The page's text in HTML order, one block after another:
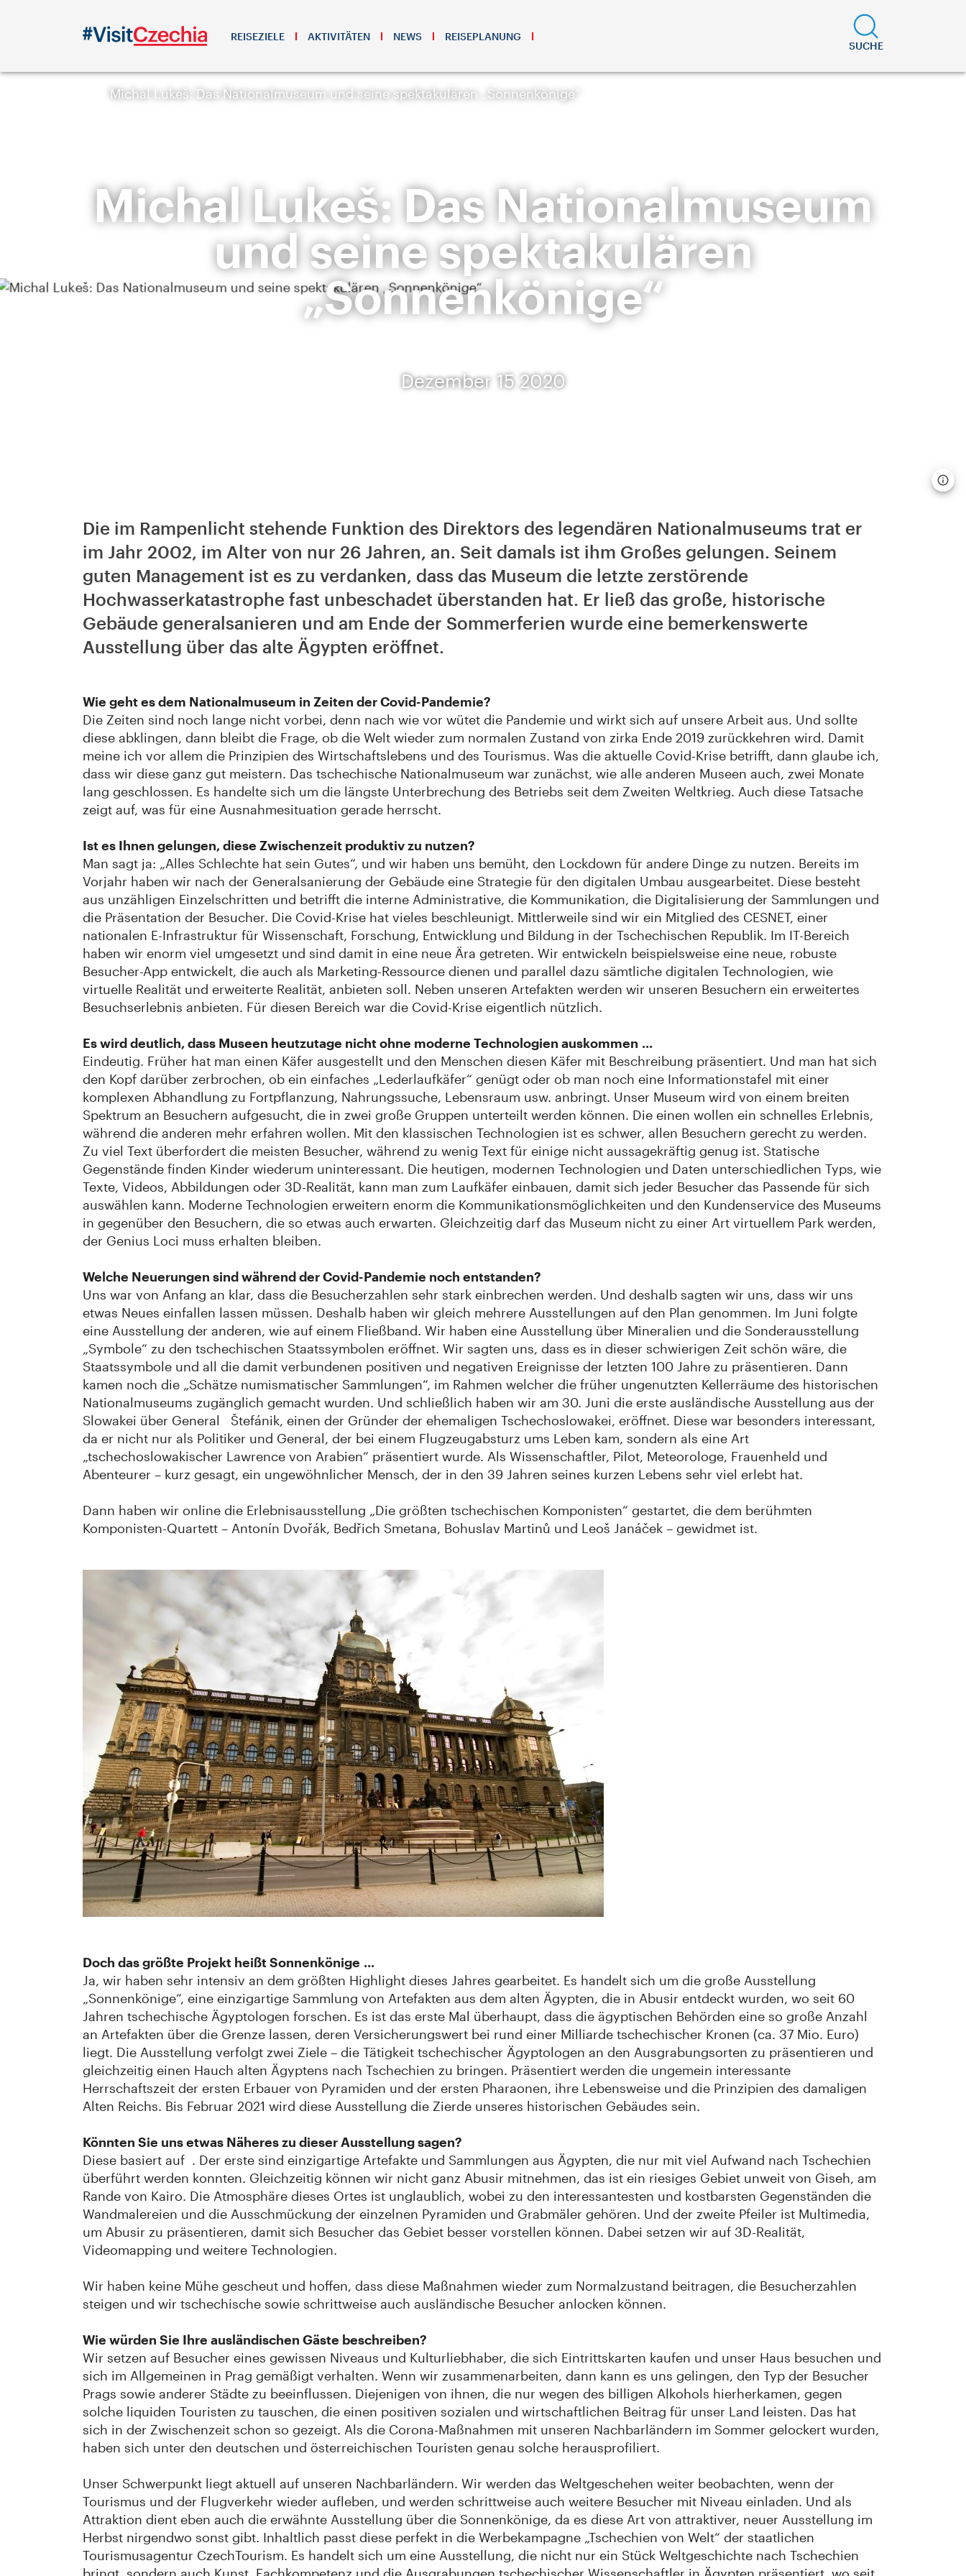
REISEZIELE AKTIVITÄTEN NEWS REISEPLANUNG
SUCHE
Michal Lukeš: Das Nationalmuseum und seine spektakulären „Sonnenkönige“
Michal Lukeš: Das Nationalmuseum
und seine spektakulären
„Sonnenkönige“
Dezember 15 2020
Die im Rampenlicht stehende Funktion des Direktors des legendären Nationalmuseums trat er
im Jahr 2002, im Alter von nur 26 Jahren, an. Seit damals ist ihm Großes gelungen. Seinem
guten Management ist es zu verdanken, dass das Museum die letzte zerstörende
Hochwasserkatastrophe fast unbeschadet überstanden hat. Er ließ das große, historische
Gebäude generalsanieren und am Ende der Sommerferien wurde eine bemerkenswerte
Ausstellung über das alte Ägypten eröffnet.
Wie geht es dem Nationalmuseum in Zeiten der Covid-Pandemie?
Die Zeiten sind noch lange nicht vorbei, denn nach wie vor wütet die Pandemie und wirkt sich auf unsere Arbeit aus. Und sollte
diese abklingen, dann bleibt die Frage, ob die Welt wieder zum normalen Zustand von zirka Ende 2019 zurückkehren wird. Damit
meine ich vor allem die Prinzipien des Wirtschaftslebens und des Tourismus. Was die aktuelle Covid-Krise betrifft, dann glaube ich,
dass wir diese ganz gut meistern. Das tschechische Nationalmuseum war zunächst, wie alle anderen Museen auch, zwei Monate
lang geschlossen. Es handelte sich um die längste Unterbrechung des Betriebs seit dem Zweiten Weltkrieg. Auch diese Tatsache
zeigt auf, was für eine Ausnahmesituation gerade herrscht.
Ist es Ihnen gelungen, diese Zwischenzeit produktiv zu nutzen?
Man sagt ja: „Alles Schlechte hat sein Gutes“, und wir haben uns bemüht, den Lockdown für andere Dinge zu nutzen. Bereits im
Vorjahr haben wir nach der Generalsanierung der Gebäude eine Strategie für den digitalen Umbau ausgearbeitet. Diese besteht
aus unzähligen Einzelschritten und betrifft die interne Administrative, die Kommunikation, die Digitalisierung der Sammlungen und
die Präsentation der Besucher. Die Covid-Krise hat vieles beschleunigt. Mittlerweile sind wir ein Mitglied des CESNET, einer
nationalen E-Infrastruktur für Wissenschaft, Forschung, Entwicklung und Bildung in der Tschechischen Republik. Im IT-Bereich
haben wir enorm viel umgesetzt und sind damit in eine neue Ära getreten. Wir entwickeln beispielsweise eine neue, robuste
Besucher-App entwickelt, die auch als Marketing-Ressource dienen und parallel dazu sämtliche digitalen Technologien, wie
virtuelle Realität und erweiterte Realität, anbieten soll. Neben unseren Artefakten werden wir unseren Besuchern ein erweitertes
Besuchserlebnis anbieten. Für diesen Bereich war die Covid-Krise eigentlich nützlich.
Es wird deutlich, dass Museen heutzutage nicht ohne moderne Technologien auskommen ...
Eindeutig. Früher hat man einen Käfer ausgestellt und den Menschen diesen Käfer mit Beschreibung präsentiert. Und man hat sich
den Kopf darüber zerbrochen, ob ein einfaches „Lederlaufkäfer“ genügt oder ob man noch eine Informationstafel mit einer
komplexen Abhandlung zu Fortpflanzung, Nahrungssuche, Lebensraum usw. anbringt. Unser Museum wird von einem breiten
Spektrum an Besuchern aufgesucht, die in zwei große Gruppen unterteilt werden können. Die einen wollen ein schnelles Erlebnis,
während die anderen mehr erfahren wollen. Mit den klassischen Technologien ist es schwer, allen Besuchern gerecht zu werden.
Zu viel Text überfordert die meisten Besucher, während zu wenig Text für einige nicht aussagekräftig genug ist. Statische
Gegenstände finden Kinder wiederum uninteressant. Die heutigen, modernen Technologien und Daten unterschiedlichen Typs, wie
Texte, Videos, Abbildungen oder 3D-Realität, kann man zum Laufkäfer einbauen, damit sich jeder Besucher das Passende für sich
auswählen kann. Moderne Technologien erweitern enorm die Kommunikationsmöglichkeiten und den Kundenservice des Museums
in gegenüber den Besuchern, die so etwas auch erwarten. Gleichzeitig darf das Museum nicht zu einer Art virtuellem Park werden,
der Genius Loci muss erhalten bleiben.
Welche Neuerungen sind während der Covid-Pandemie noch entstanden?
Uns war von Anfang an klar, dass die Besucherzahlen sehr stark einbrechen werden. Und deshalb sagten wir uns, dass wir uns
etwas Neues einfallen lassen müssen. Deshalb haben wir gleich mehrere Ausstellungen auf den Plan genommen. Im Juni folgte
eine Ausstellung der anderen, wie auf einem Fließband. Wir haben eine Ausstellung über Mineralien und die Sonderausstellung
„Symbole“ zu den tschechischen Staatssymbolen eröffnet. Wir sagten uns, dass es in dieser schwierigen Zeit schön wäre, die
Staatssymbole und all die damit verbundenen positiven und negativen Ereignisse der letzten 100 Jahre zu präsentieren. Dann
kamen noch die „Schätze numismatischer Sammlungen“, im Rahmen welcher die früher ungenutzten Kellerräume des historischen
Nationalmuseums zugänglich gemacht wurden. Und schließlich haben wir am 30. Juni die erste ausländische Ausstellung aus der
Slowakei über General Štefánik, einen der Gründer der ehemaligen Tschechoslowakei, eröffnet. Diese war besonders interessant,
da er nicht nur als Politiker und General, der bei einem Flugzeugabsturz ums Leben kam, sondern als eine Art
„tschechoslowakischer Lawrence von Arabien“ präsentiert wurde. Als Wissenschaftler, Pilot, Meteorologe, Frauenheld und
Abenteurer – kurz gesagt, ein ungewöhnlicher Mensch, der in den 39 Jahren seines kurzen Lebens sehr viel erlebt hat.
Dann haben wir online die Erlebnisausstellung „Die größten tschechischen Komponisten“ gestartet, die dem berühmten
Komponisten-Quartett – Antonín Dvořák, Bedřich Smetana, Bohuslav Martinů und Leoš Janáček – gewidmet ist.
Doch das größte Projekt heißt Sonnenkönige ...
Ja, wir haben sehr intensiv an dem größten Highlight dieses Jahres gearbeitet. Es handelt sich um die große Ausstellung
„Sonnenkönige“, eine einzigartige Sammlung von Artefakten aus dem alten Ägypten, die in Abusir entdeckt wurden, wo seit 60
Jahren tschechische Ägyptologen forschen. Es ist das erste Mal überhaupt, dass die ägyptischen Behörden eine so große Anzahl
an Artefakten über die Grenze lassen, deren Versicherungswert bei rund einer Milliarde tschechischer Kronen (ca. 37 Mio. Euro)
liegt. Die Ausstellung verfolgt zwei Ziele – die Tätigkeit tschechischer Ägyptologen an den Ausgrabungsorten zu präsentieren und
gleichzeitig einen Hauch alten Ägyptens nach Tschechien zu bringen. Präsentiert werden die ungemein interessante
Herrschaftszeit der ersten Erbauer von Pyramiden und der ersten Pharaonen, ihre Lebensweise und die Prinzipien des damaligen
Alten Reichs. Bis Februar 2021 wird diese Ausstellung die Zierde unseres historischen Gebäudes sein.
Könnten Sie uns etwas Näheres zu dieser Ausstellung sagen?
Diese basiert auf . Der erste sind einzigartige Artefakte und Sammlungen aus Ägypten, die nur mit viel Aufwand nach Tschechien
überführt werden konnten. Gleichzeitig können wir nicht ganz Abusir mitnehmen, das ist ein riesiges Gebiet unweit von Giseh, am
Rande von Kairo. Die Atmosphäre dieses Ortes ist unglaublich, wobei zu den interessantesten und kostbarsten Gegenständen die
Wandmalereien und die Ausschmückung der einzelnen Pyramiden und Grabmäler gehören. Und der zweite Pfeiler ist Multimedia,
um Abusir zu präsentieren, damit sich Besucher das Gebiet besser vorstellen können. Dabei setzen wir auf 3D-Realität,
Videomapping und weitere Technologien.
Wir haben keine Mühe gescheut und hoffen, dass diese Maßnahmen wieder zum Normalzustand beitragen, die Besucherzahlen
steigen und wir tschechische sowie schrittweise auch ausländische Besucher anlocken können.
Wie würden Sie Ihre ausländischen Gäste beschreiben?
Wir setzen auf Besucher eines gewissen Niveaus und Kulturliebhaber, die sich Eintrittskarten kaufen und unser Haus besuchen und
sich im Allgemeinen in Prag gemäßigt verhalten. Wenn wir zusammenarbeiten, dann kann es uns gelingen, den Typ der Besucher
Prags sowie anderer Städte zu beeinflussen. Diejenigen von ihnen, die nur wegen des billigen Alkohols hierherkamen, gegen
solche liquiden Touristen zu tauschen, die einen positiven sozialen und wirtschaftlichen Beitrag für unser Land leisten. Das hat
sich in der Zwischenzeit schon so gezeigt. Als die Corona-Maßnahmen mit unseren Nachbarländern im Sommer gelockert wurden,
haben sich unter den deutschen und österreichischen Touristen genau solche herausprofiliert.
Unser Schwerpunkt liegt aktuell auf unseren Nachbarländern. Wir werden das Weltgeschehen weiter beobachten, wenn der
Tourismus und der Flugverkehr wieder aufleben, und werden schrittweise auch weitere Besucher mit Niveau einladen. Und als
Attraktion dient eben auch die erwähnte Ausstellung über die Sonnenkönige, da es diese Art von attraktiver, neuer Ausstellung im
Herbst nirgendwo sonst gibt. Inhaltlich passt diese perfekt in die Werbekampagne „Tschechien von Welt“ der staatlichen
Tourismusagentur CzechTourism. Es handelt sich um eine Ausstellung, die nicht nur ein Stück Weltgeschichte nach Tschechien